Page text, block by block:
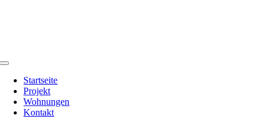
Toggle
NavigationStartseite
Projekt
Wohnungen
Kontakt